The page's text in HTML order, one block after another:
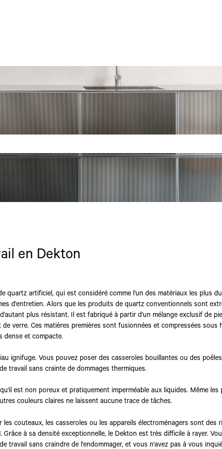
en Dekton
quartz artificiel, qui est considéré comme l'un des matériaux les plus
d'entretien. Alors que les produits de quartz conventionnels sont
plus résistant. Il est fabriqué à partir d'un mélange exclusif de
de verre. Ces matières premières sont fusionnées et compressées sous
dense et compacte.
ignifuge. Vous pouvez poser des casseroles bouillantes ou des
travail sans crainte de dommages thermiques.
est non poreux et pratiquement imperméable aux liquides. Même les
couleurs claires ne laissent aucune trace de tâches.
les couteaux, les casseroles ou les appareils électroménagers sont des
Grâce à sa densité exceptionnelle, le Dekton est très difficile à rayer.
travail sans craindre de l'endommager, et vous n'avez pas à vous